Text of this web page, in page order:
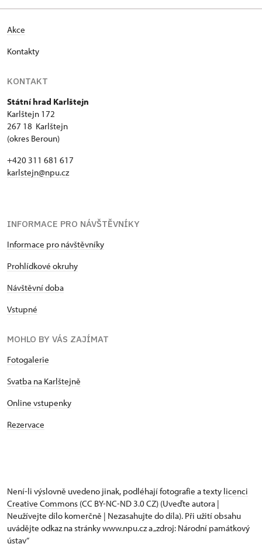
Akce
Kontakty
KONTAKT
Státní hrad Karlštejn
Karlštejn 172
267 18 Karlštejn
(okres Beroun)
+420 311 681 617
karlstejn@npu.cz
INFORMACE PRO NÁVŠTĚVNÍKY
Informace pro návštěvníky
Prohlídkové okruhy
Návštěvní doba
Vstupné
MOHLO BY VÁS ZAJÍMAT
Fotogalerie
Svatba na Karlštejně
Online vstupenky
Rezervace
Není-li výslovně uvedeno jinak, podléhají fotografie a texty licenci
Creative Commons (CC BY-NC-ND 3.0 CZ) (Uveďte autora |
Neužívejte dílo komerčně | Nezasahujte do díla). Při užití obsahu
uvádějte odkaz na stránky www.npu.cz a „zdroj: Národní památkový
ústav“